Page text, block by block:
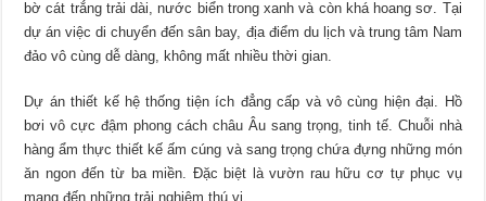
bờ cát trắng trải dài, nước biển trong xanh và còn khá hoang sơ. Tại
dự án việc di chuyển đến sân bay, địa điểm du lịch và trung tâm Nam
đảo vô cùng dễ dàng, không mất nhiều thời gian.
Dự án thiết kế hệ thống tiện ích đẳng cấp và vô cùng hiện đại. Hồ
bơi vô cực đậm phong cách châu Âu sang trọng, tinh tế. Chuỗi nhà
hàng ẩm thực thiết kế ấm cúng và sang trọng chứa đựng những món
ăn ngon đến từ ba miền. Đặc biệt là vườn rau hữu cơ tự phục vụ
mang đến những trải nghiệm thú vị.